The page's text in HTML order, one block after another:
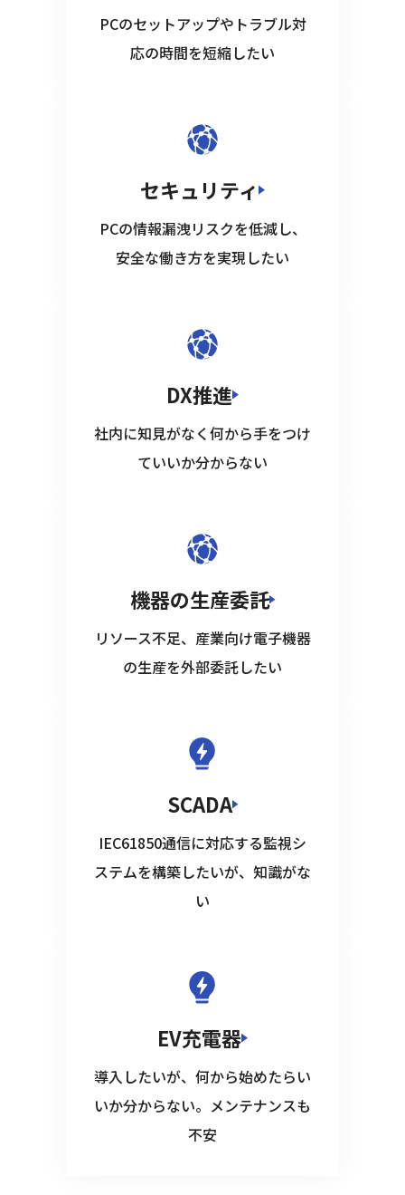
PCのセットアップやトラブル対
応の時間を短縮したい
セキュリティ
PCの情報漏洩リスクを低減し、
安全な働き方を実現したい
DX推進
社内に知見がなく何から手をつけ
ていいか分からない
機器の生産委託
リソース不足、産業向け電子機器
の生産を外部委託したい
SCADA
IEC61850通信に対応する監視シ
ステムを構築したいが、知識がな
い
EV充電器
導入したいが、何から始めたらい
いか分からない。メンテナンスも
不安